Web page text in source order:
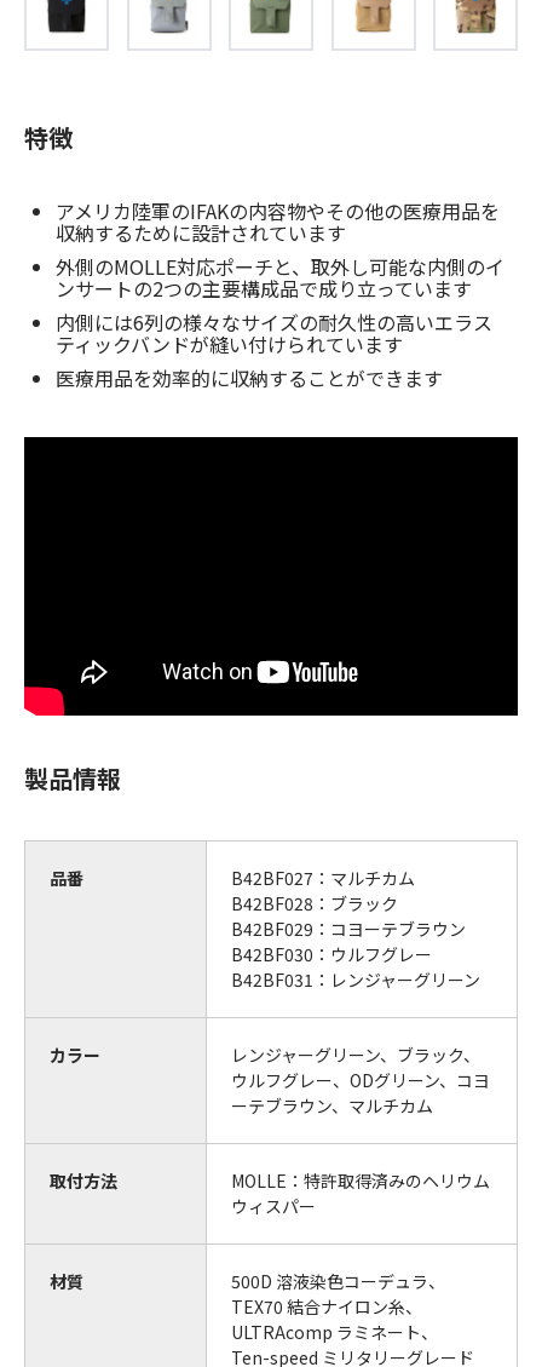
特徴
アメリカ陸軍のIFAKの内容物やその他の医療用品を
収納するために設計されています
外側のMOLLE対応ポーチと、取外し可能な内側のイ
ンサートの2つの主要構成品で成り立っています
内側には6列の様々なサイズの耐久性の高いエラス
ティックバンドが縫い付けられています
医療用品を効率的に収納することができます
製品情報
品番
B42BF027：マルチカム
B42BF028：ブラック
B42BF029：コヨーテブラウン
B42BF030：ウルフグレー
B42BF031：レンジャーグリーン
カラー
レンジャーグリーン、ブラック、
ウルフグレー、ODグリーン、コヨ
ーテブラウン、マルチカム
取付方法
MOLLE：特許取得済みのヘリウム
ウィスパー
材質
500D 溶液染色コーデュラ、
TEX70 結合ナイロン糸、
ULTRAcomp ラミネート、
Ten-speed ミリタリーグレード